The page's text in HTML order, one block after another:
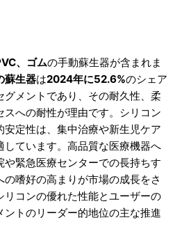
、ゴムの手動蘇生器が含まれま
蘇生器は2024年に52.6%のシェア
グメントであり、その耐久性、柔
スへの耐性が理由です。シリコン
安定性は、集中治療や新生児ケア
しています。高品質な医療機器へ
や緊急医療センターでの長持ちす
の嗜好の高まりが市場の成長をさ
リコンの優れた性能とユーザーの
ントのリーダー的地位の主な推進